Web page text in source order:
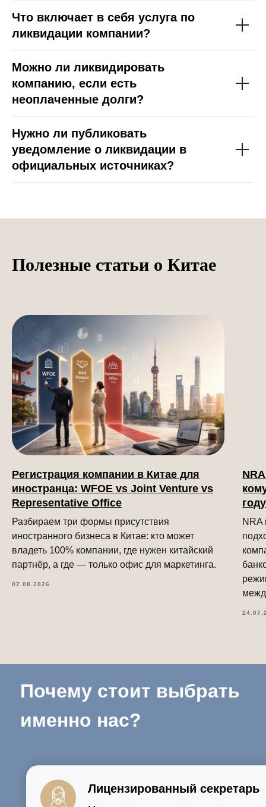
Что включает в себя услуга по
ликвидации компании?
Можно ли ликвидировать
компанию, если есть
неоплаченные долги?
Нужно ли публиковать
уведомление о ликвидации в
официальных источниках?
Полезные статьи о Китае
Регистрация компании в Китае для
иностранца: WFOE vs Joint Venture vs
Representative Office
Разбираем три формы присутствия
иностранного бизнеса в Китае: кто может
владеть 100% компании, где нужен китайский
партнёр, а где — только офис для маркетинга.
07.08.2026
году
NRA
Почему стоит выбрать
именно нас?
Лицензированный секретарь